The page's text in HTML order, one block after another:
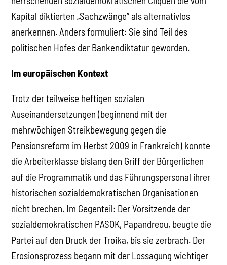
Kapital diktierten „Sachzwänge“ als alternativlos
anerkennen. Anders formuliert: Sie sind Teil des
politischen Hofes der Bankendiktatur geworden.
Im europäischen Kontext
Trotz der teilweise heftigen sozialen
Auseinandersetzungen (beginnend mit der
mehrwöchigen Streikbewegung gegen die
Pensionsreform im Herbst 2009 in Frankreich) konnte
die Arbeiterklasse bislang den Griff der Bürgerlichen
auf die Programmatik und das Führungspersonal ihrer
historischen sozialdemokratischen Organisationen
nicht brechen. Im Gegenteil: Der Vorsitzende der
sozialdemokratischen PASOK, Papandreou, beugte die
Partei auf den Druck der Troika, bis sie zerbrach. Der
Erosionsprozess begann mit der Lossagung wichtiger